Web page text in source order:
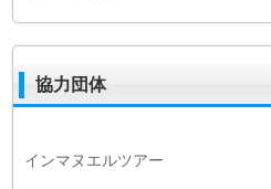
協力団体
インマヌエルツアー